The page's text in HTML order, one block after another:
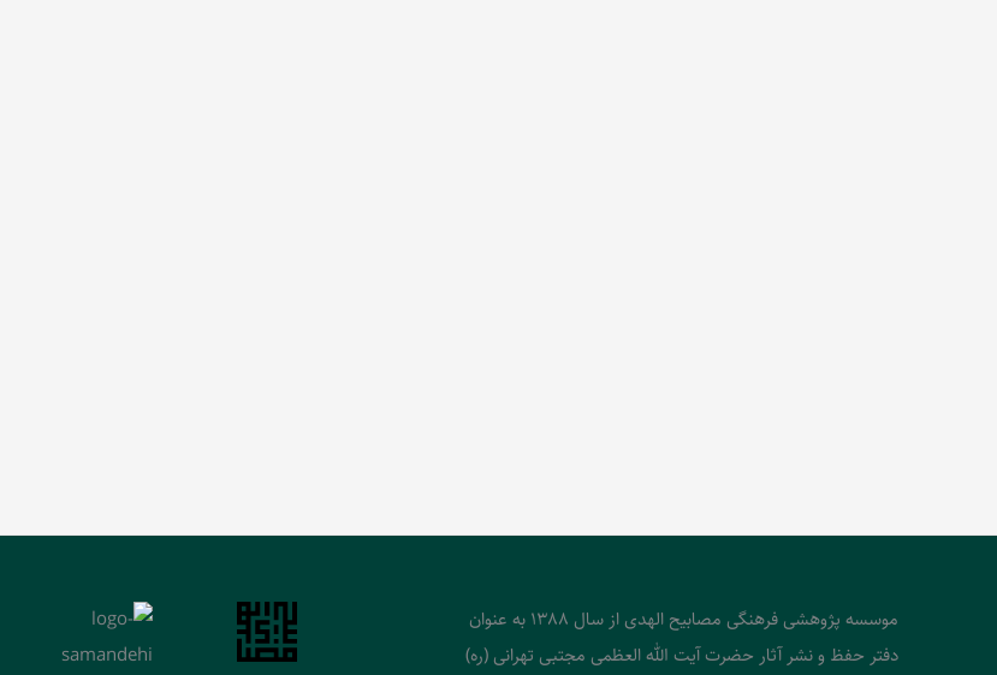
موسسه پژوهشی فرهنگی مصابیح الهدی از سال 1388 به عنوان
دفتر حفظ و نشر آثار حضرت آیت الله العظمی مجتبی تهرانی (ره)